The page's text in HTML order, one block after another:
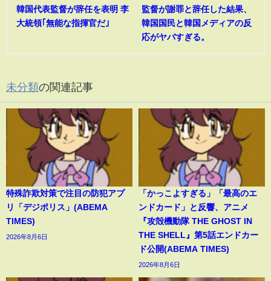
韓国代表監督が辞任を表明 李
大統領｢無能な指揮官だ｣
監督が謝罪と辞任した結果、
韓国国民と韓国メディアの反
応がヤバすぎる。
未分類の関連記事
特殊詐欺対策で注目の防犯アプ
リ「デジポリス」(ABEMA
TIMES)
2026年8月6日
「かっこよすぎる」「最高のエ
ンドカード」と反響、アニメ
『攻殻機動隊 THE GHOST IN
THE SHELL』第5話エンドカー
ド公開(ABEMA TIMES)
2026年8月6日